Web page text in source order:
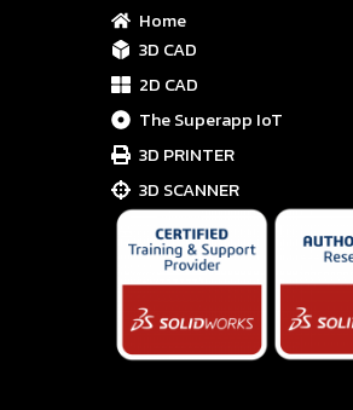
Home
3D CAD
2D CAD
The Superapp IoT
3D PRINTER
3D SCANNER